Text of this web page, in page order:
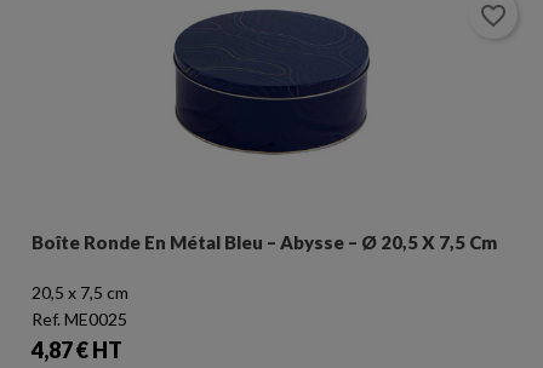
Boîte Ronde En Métal Bleu – Abysse – Ø 20,5 X 7,5 Cm
20,5 x 7,5 cm
Ref. ME0025
Prix
4,87 € HT
favorite_border